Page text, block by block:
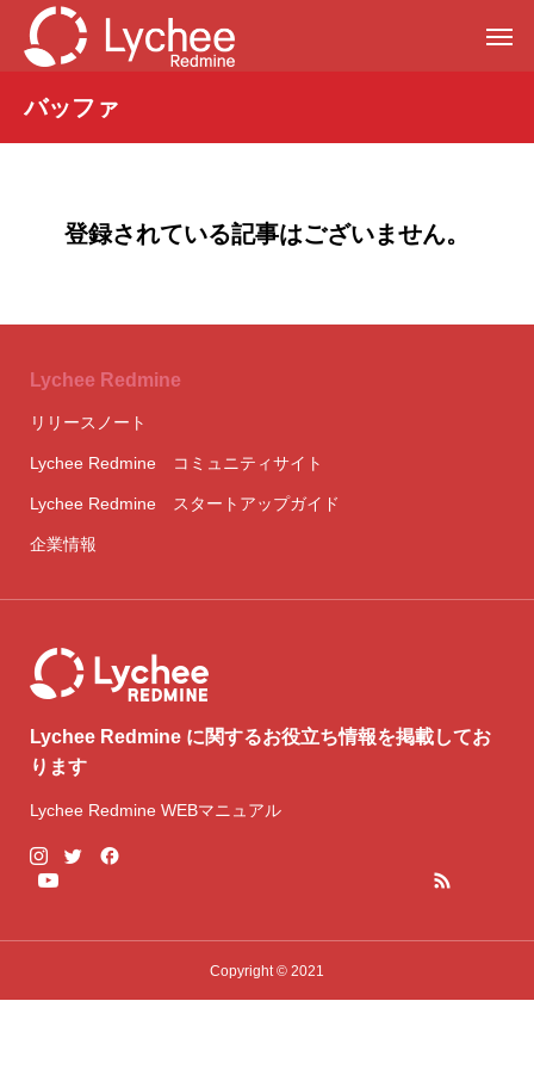
バッファ
登録されている記事はございません。
Lychee Redmine
リリースノート
Lychee Redmine コミュニティサイト
Lychee Redmine スタートアップガイド
企業情報
Lychee Redmine に関するお役立ち情報を掲載してお
ります
Lychee Redmine WEBマニュアル
Copyright © 2021